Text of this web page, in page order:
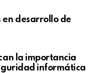
en desarrollo de
la importancia
informática